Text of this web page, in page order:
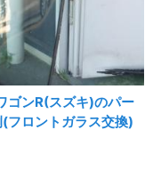
ゴンR(スズキ)のパー
フロントガラス交換)